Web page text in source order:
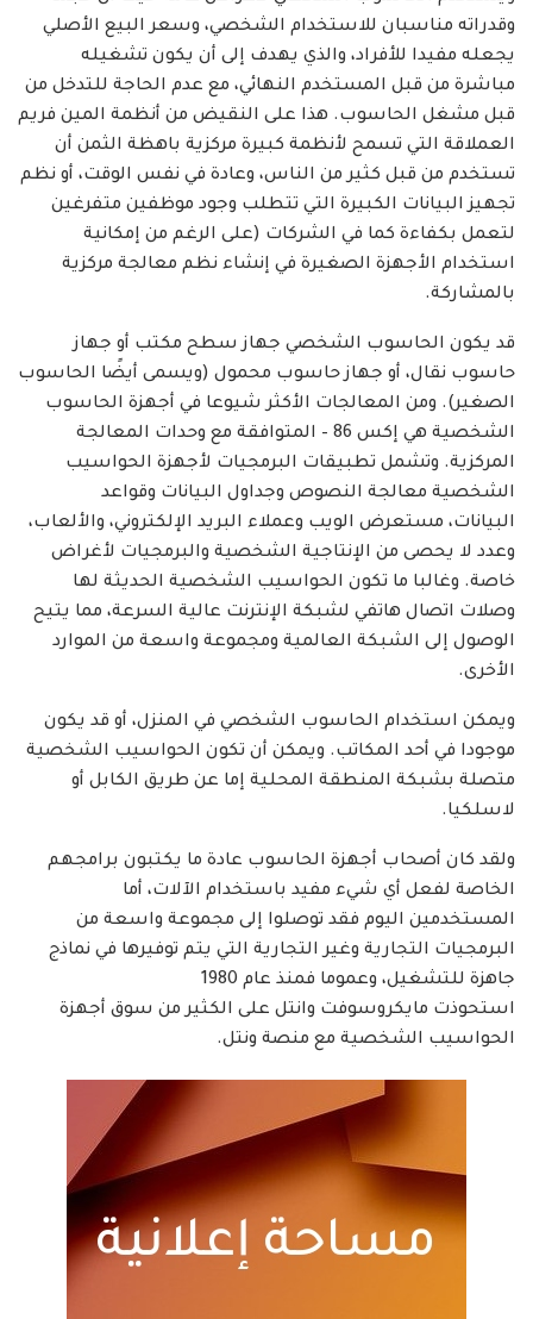
وقدراته مناسبان للاستخدام الشخصي، وسعر البيع الأصلي
يجعله مفيدا للأفراد، والذي يهدف إلى أن يكون تشغيله
مباشرة من قبل المستخدم النهائي، مع عدم الحاجة للتدخل من
قبل مشغل الحاسوب. هذا على النقيض من أنظمة المين فريم
العملاقة التي تسمح لأنظمة كبيرة مركزية باهظة الثمن أن
تستخدم من قبل كثير من الناس، وعادة في نفس الوقت، أو نظم
تجهيز البيانات الكبيرة التي تتطلب وجود موظفين متفرغين
لتعمل بكفاءة كما في الشركات (على الرغم من إمكانية
استخدام الأجهزة الصغيرة في إنشاء نظم معالجة مركزية
بالمشاركة.
قد يكون الحاسوب الشخصي جهاز سطح مكتب أو جهاز
حاسوب نقال، أو جهاز حاسوب محمول (ويسمى أيضًا الحاسوب
الصغير). ومن المعالجات الأكثر شيوعا في أجهزة الحاسوب
الشخصية هي إكس 86 – المتوافقة مع وحدات المعالجة
المركزية. وتشمل تطبيقات البرمجيات لأجهزة الحواسيب
الشخصية معالجة النصوص وجداول البيانات وقواعد
البيانات، مستعرض الويب وعملاء البريد الإلكتروني، والألعاب،
وعدد لا يحصى من الإنتاجية الشخصية والبرمجيات لأغراض
خاصة. وغالبا ما تكون الحواسيب الشخصية الحديثة لها
وصلات اتصال هاتفي لشبكة الإنترنت عالية السرعة، مما يتيح
الوصول إلى الشبكة العالمية ومجموعة واسعة من الموارد
الأخرى.
ويمكن استخدام الحاسوب الشخصي في المنزل، أو قد يكون
موجودا في أحد المكاتب. ويمكن أن تكون الحواسيب الشخصية
متصلة بشبكة المنطقة المحلية إما عن طريق الكابل أو
لاسلكيا.
ولقد كان أصحاب أجهزة الحاسوب عادة ما يكتبون برامجهم
الخاصة لفعل أي شيء مفيد باستخدام الآلات، أما
المستخدمين اليوم فقد توصلوا إلى مجموعة واسعة من
البرمجيات التجارية وغير التجارية التي يتم توفيرها في نماذج
جاهزة للتشغيل، وعموما فمنذ عام 1980
استحوذت مايكروسوفت وانتل على الكثير من سوق أجهزة
الحواسيب الشخصية مع منصة ونتل.